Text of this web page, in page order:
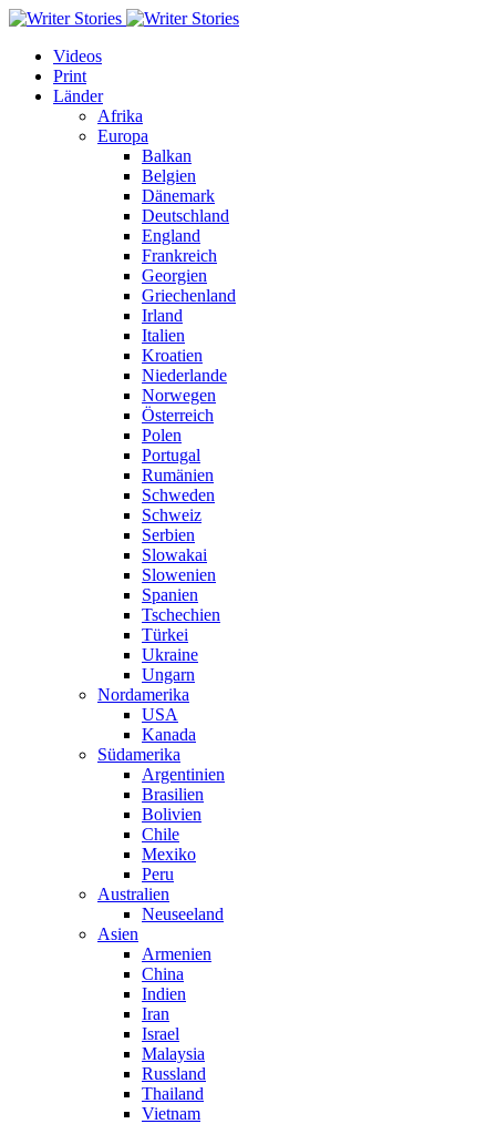
Videos
Print
Länder
Afrika
Europa
Balkan
Belgien
Dänemark
Deutschland
England
Frankreich
Georgien
Griechenland
Irland
Italien
Kroatien
Niederlande
Norwegen
Österreich
Polen
Portugal
Rumänien
Schweden
Schweiz
Serbien
Slowakai
Slowenien
Spanien
Tschechien
Türkei
Ukraine
Ungarn
Nordamerika
USA
Kanada
Südamerika
Argentinien
Brasilien
Bolivien
Chile
Mexiko
Peru
Australien
Neuseeland
Asien
Armenien
China
Indien
Iran
Israel
Malaysia
Russland
Thailand
Vietnam